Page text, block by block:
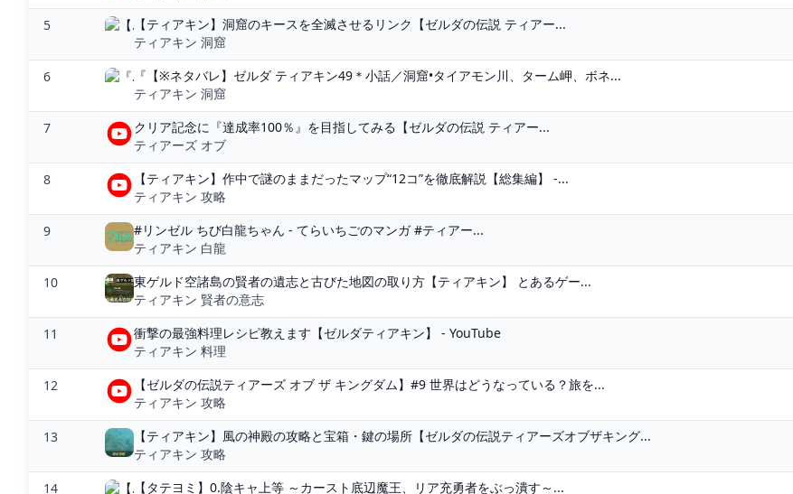
5
【ティアキン】洞窟のキースを全滅させるリンク【ゼルダの伝説 ティアー...
ティアキン 洞窟
6
『【※ネタバレ】ゼルダ ティアキン49＊小話／洞窟•タイアモン川、ターム岬、ボネ...
ティアキン 洞窟
7
クリア記念に『達成率100％』を目指してみる【ゼルダの伝説 ティアー...
ティアーズ オブ
8
【ティアキン】作中で謎のままだったマップ“12コ”を徹底解説【総集編】 -...
ティアキン 攻略
9
#リンゼル ちび白龍ちゃん - てらいちごのマンガ #ティアー...
ティアキン 白龍
10
東ゲルド空諸島の賢者の遺志と古びた地図の取り方【ティアキン】 とあるゲー...
ティアキン 賢者の意志
11
衝撃の最強料理レシピ教えます【ゼルダティアキン】 - YouTube
ティアキン 料理
12
【ゼルダの伝説ティアーズ オブ ザ キングダム】#9 世界はどうなっている？旅を...
ティアキン 攻略
13
【ティアキン】風の神殿の攻略と宝箱・鍵の場所【ゼルダの伝説ティアーズオブザキング...
ティアキン 攻略
14 【タテヨミ】0.陰キャ上等 ～カースト底辺魔王、リア充勇者をぶっ潰す～...